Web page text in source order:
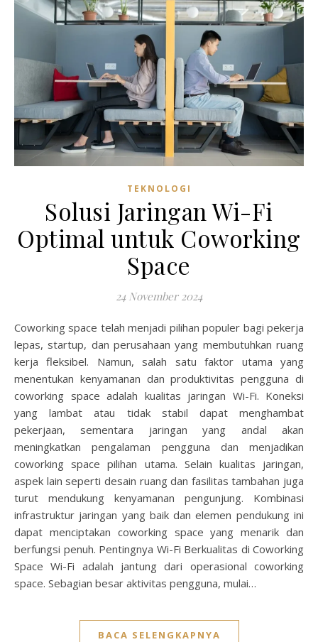
TEKNOLOGI
Solusi Jaringan Wi-Fi
Optimal untuk Coworking
Space
24 November 2024
Coworking space telah menjadi pilihan populer bagi pekerja
lepas, startup, dan perusahaan yang membutuhkan ruang
kerja fleksibel. Namun, salah satu faktor utama yang
menentukan kenyamanan dan produktivitas pengguna di
coworking space adalah kualitas jaringan Wi-Fi. Koneksi
yang lambat atau tidak stabil dapat menghambat
pekerjaan, sementara jaringan yang andal akan
meningkatkan pengalaman pengguna dan menjadikan
coworking space pilihan utama. Selain kualitas jaringan,
aspek lain seperti desain ruang dan fasilitas tambahan juga
turut mendukung kenyamanan pengunjung. Kombinasi
infrastruktur jaringan yang baik dan elemen pendukung ini
dapat menciptakan coworking space yang menarik dan
berfungsi penuh. Pentingnya Wi-Fi Berkualitas di Coworking
Space Wi-Fi adalah jantung dari operasional coworking
space. Sebagian besar aktivitas pengguna, mulai…
BACA SELENGKAPNYA